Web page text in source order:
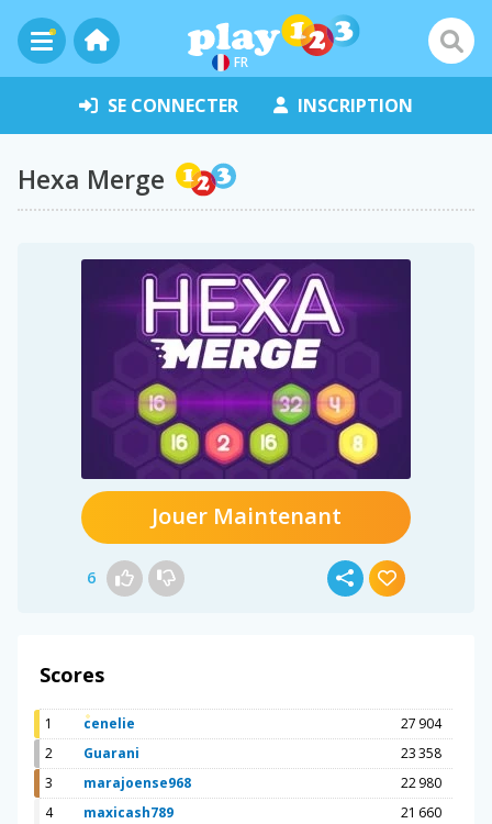
FR
SE CONNECTER INSCRIPTION
Hexa Merge
Jouer Maintenant
6
Scores
1 cenelie
27 904
2
Guarani
23 358
3
marajoense968
22 980
4
maxicash789
21 660